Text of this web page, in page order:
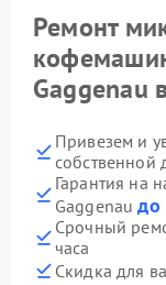
Ремонт
Gaggenau
Привезем и
собственной
Гарантия на
Gaggenauдо
Срочный
часа
Скидка для